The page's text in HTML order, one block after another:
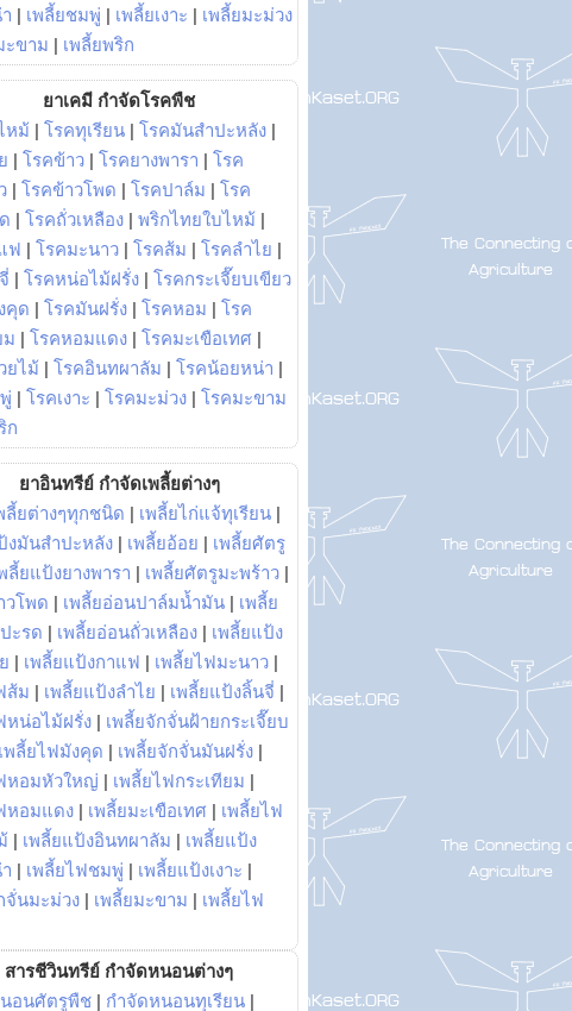
| เพลี้ยชมพู่ | เพลี้ยเงาะ | เพลี้ยมะม่วง
ะขาม | เพลี้ยพริก
ยาเคมี กำจัดโรคพืช
หม้ | โรคทุเรียน | โรคมันสำปะหลัง |
| โรคข้าว | โรคยางพารา | โรค
| โรคข้าวโพด | โรคปาล์ม | โรค
| โรคถั่วเหลือง | พริกไทยใบไหม้ |
ฟ | โรคมะนาว | โรคส้ม | โรคลำไย |
| โรคหน่อไม้ฝรั่ง | โรคกระเจี๊ยบเขียว
คุด | โรคมันฝรั่ง | โรคหอม | โรค
ม | โรคหอมแดง | โรคมะเขือเทศ |
ยไม้ | โรคอินทผาลัม | โรคน้อยหน่า |
| โรคเงาะ | โรคมะม่วง | โรคมะขาม
ก
ยาอินทรีย์ กำจัดเพลี้ยต่างๆ
ลี้ยต่างๆทุกชนิด | เพลี้ยไก่แจ้ทุเรียน |
งมันสำปะหลัง | เพลี้ยอ้อย | เพลี้ยศัตรู
ลี้ยแป้งยางพารา | เพลี้ยศัตรูมะพร้าว |
วโพด | เพลี้ยอ่อนปาล์มน้ำมัน | เพลี้ย
ะรด | เพลี้ยอ่อนถั่วเหลือง | เพลี้ยแป้ง
| เพลี้ยแป้งกาแฟ | เพลี้ยไฟมะนาว |
ส้ม | เพลี้ยแป้งลำไย | เพลี้ยแป้งลิ้นจี่ |
หน่อไม้ฝรั่ง | เพลี้ยจักจั่นฝ้ายกระเจี๊ยบ
เพลี้ยไฟมังคุด | เพลี้ยจักจั่นมันฝรั่ง |
หอมหัวใหญ่ | เพลี้ยไฟกระเทียม |
หอมแดง | เพลี้ยมะเขือเทศ | เพลี้ยไฟ
| เพลี้ยแป้งอินทผาลัม | เพลี้ยแป้ง
| เพลี้ยไฟชมพู่ | เพลี้ยแป้งเงาะ |
จั่นมะม่วง | เพลี้ยมะขาม | เพลี้ยไฟ
สารชีวินทรีย์ กำจัดหนอนต่างๆ
อนศัตรูพืช | กำจัดหนอนทุเรียน |